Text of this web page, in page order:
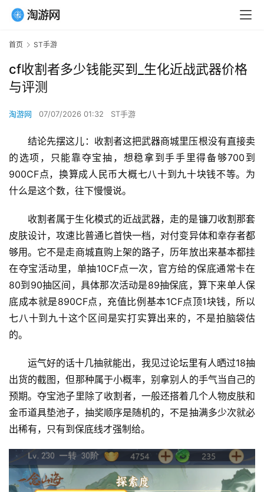
首页 ST手游
cf收割者多少钱能买到_生化近战武器价格
与评测
淘游网 07/07/2026 01:32 ST手游
结论先摆这儿：收割者这把武器商城里压根没有直接卖
的选项，只能靠夺宝抽，想稳拿到手手里得备够700到
900CF点，换算成人民币大概七八十到九十块钱不等。为
什么是这个数，往下慢慢说。
收割者属于生化模式的近战武器，走的是镰刀收割那套
皮肤设计，攻速比普通匕首快一档，对付变异体和幸存者都
够用。它不是走商城直购上架的路子，历年放出来基本都挂
在夺宝活动里，单抽10CF点一次，官方给的保底通常卡在
80到90抽区间，具体那次活动是89抽保底，算下来单人保
底成本就是890CF点，充值比例基本1CF点顶1块钱，所以
七八十到九十这个区间是实打实算出来的，不是拍脑袋估
的。
运气好的话十几抽就能出，我见过论坛里有人晒过18抽
出货的截图，但那种属于小概率，别拿别人的手气当自己的
预期。夺宝池子里除了收割者，一般还搭着几个人物皮肤和
金币道具垫池子，抽奖顺序是随机的，不是抽满多少次就必
出稀有，只有到保底线才强制给。